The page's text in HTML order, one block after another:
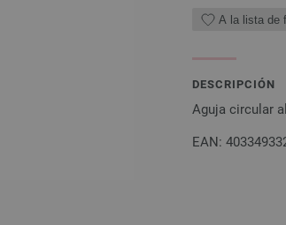
A la lista de
DESCRIPCIÓN
Aguja circular
EAN: